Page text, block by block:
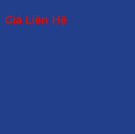
Giá Liên Hệ